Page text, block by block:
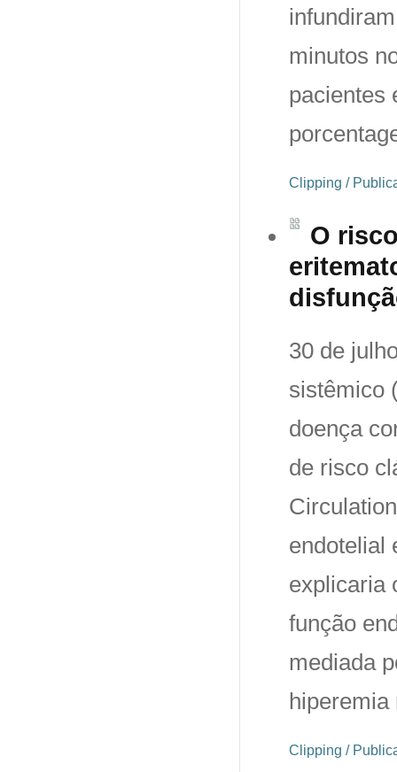
minutos
pacientes
Clipping /
O
30 de
sistêmico
doença
de risco
endotelial
explicaria
função
mediada
hiperemia
Clipping /